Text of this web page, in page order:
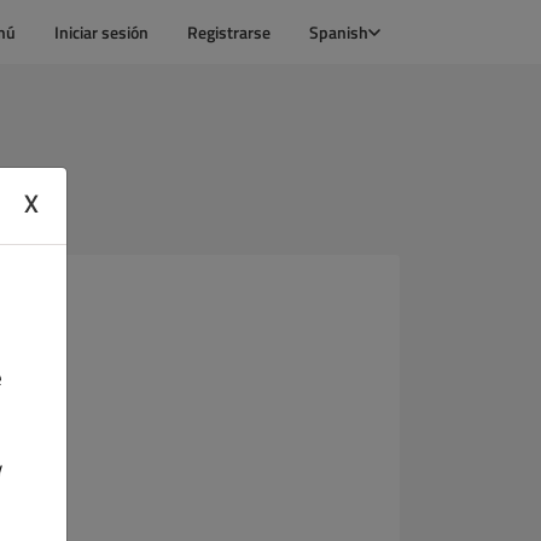
Iniciar sesión Registrarse Spanish
X